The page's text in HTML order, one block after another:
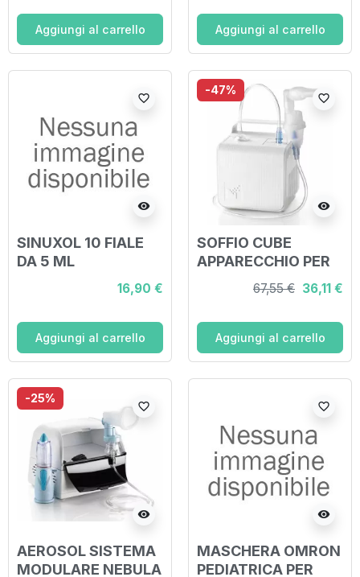
Aggiungi al carrello Aggiungi al carrello
visibility
favorite_border
SINUXOL 10 FIALE
DA 5 ML
16,90 €
Aggiungi al carrello
-47%
visibility
favorite_border
SOFFIO CUBE
APPARECCHIO PER
AEROSOLTERAPIA
67,55 € 36,11 €
Aggiungi al carrello
-25%
visibility
favorite_border
AEROSOL SISTEMA
MODULARE NEBULA
visibility
favorite_border
MASCHERA OMRON
PEDIATRICA PER